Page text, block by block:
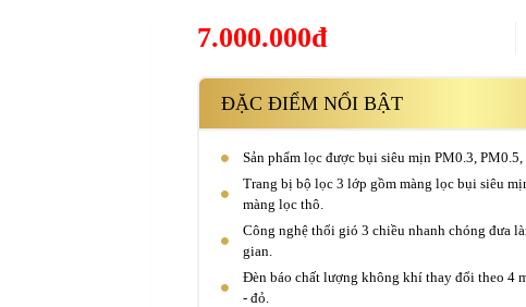
7.000.000đ
ĐẶC ĐIỂM NỔI BẬT
Sản phẩm lọc được bụi siêu mịn PM0.3, PM0.5,
Trang bị bộ lọc 3 lớp gồm màng lọc bụi siêu
màng lọc thô.
Công nghệ thổi gió 3 chiều nhanh chóng đưa
gian.
Đèn báo chất lượng không khí thay đổi theo 4
- đỏ.